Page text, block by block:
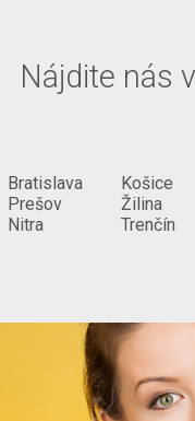
Nájdite nás
Bratislava
Prešov
Nitra
Košice
Žilina
Trenčín